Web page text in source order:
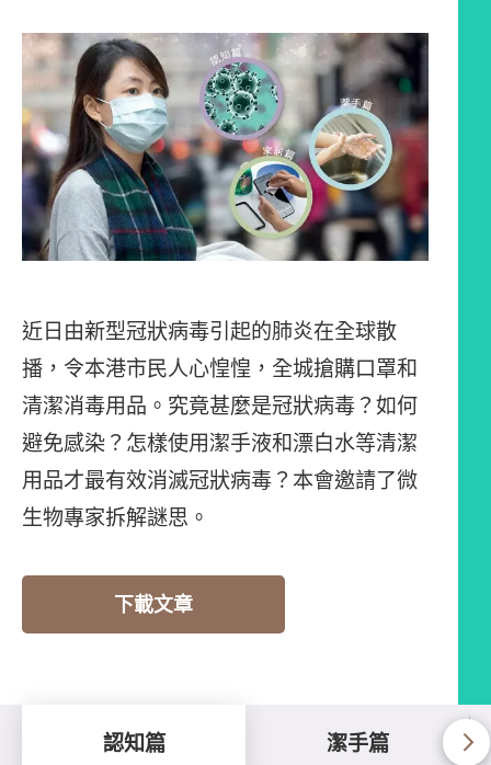
近日由新型冠狀病毒引起的肺炎在全球散
播，令本港市民人心惶惶，全城搶購口罩和
清潔消毒用品。究竟甚麼是冠狀病毒？如何
避免感染？怎樣使用潔手液和漂白水等清潔
用品才最有效消滅冠狀病毒？本會邀請了微
生物專家拆解謎思。
下載文章
認知篇 潔手篇